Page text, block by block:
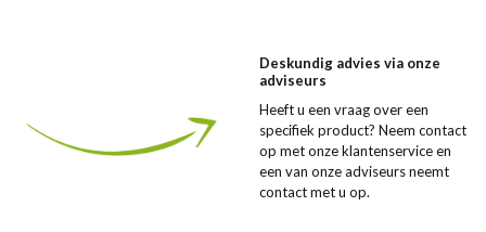
Deskundig advies via onze
adviseurs
Heeft u een vraag over een
specifiek product? Neem contact
op met onze klantenservice en
een van onze adviseurs neemt
contact met u op.